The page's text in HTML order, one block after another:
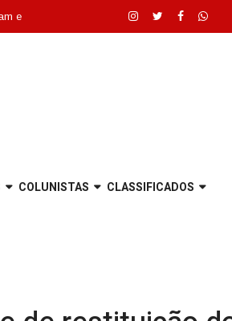
dez melhores de Santa Catarina | Detrans
COLUNISTAS CLASSIFICADOS